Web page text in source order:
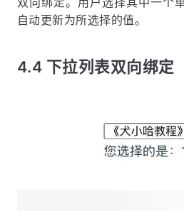
自动更新为所选择的值。
4.4 下拉列表双向绑定